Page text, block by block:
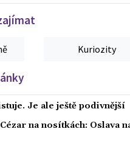
Kuriozity
Je ale ještě podivnější
na nosítkách: Oslava